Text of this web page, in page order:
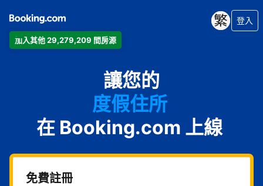
加入其他 29,279,209 間房源
登入
讓您的
公寓
飯店
度假住所
家庭旅館
B&B
在 Booking.com 上線
免費註冊